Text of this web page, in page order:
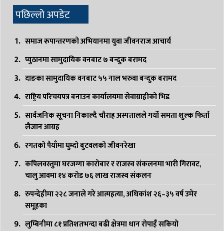
पछिल्लो अपडेट
समाज रूपान्तरणको अभियानमा युवा जीवनराज आचार्य
प्युठानमा सामुदायिक वनबाट ७ बन्दुक बरामद
दाङका सामुदायिक वनबाट ५५ नाल भरुवा बन्दुक बरामद
राष्ट्रिय परिचयपत्र बनाउन कार्यालयमा सेवाग्राहीको भिड
सार्वजनिक सूचना निकाल्दै चौराह अस्पतालले गर्यो समता शुल्क फिर्ता
लैजान आग्रह
रगतको पैयाँमा घुम्दो बुटवलको जीवनरेखा
कपिलवस्तुमा घरजग्गा कारोबार र राजस्व संकलनमा भारी गिरावट,
चालु आवमा १४ करोड ७६ लाख राजस्व संकलन
रुपन्देहीमा २२८ जनाले गरे आत्महत्या, अधिकांश २६–३५ वर्ष उमेर
समूहका
लुम्बिनीमा ८१ प्रतिशतभन्दा बढी क्षेत्रमा धान रोपाइँ सकियो